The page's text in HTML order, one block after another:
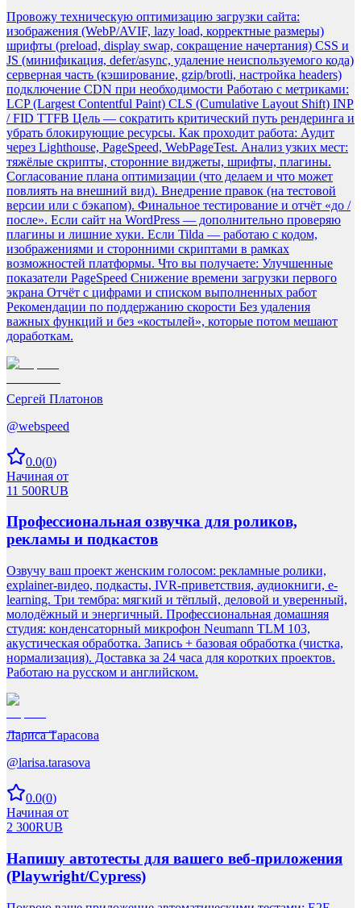
Провожу техническую оптимизацию загрузки сайта:
изображения (WebP/AVIF, lazy load, корректные размеры)
шрифты (preload, display swap, сокращение начертания) CSS и
JS (минификация, defer/async, удаление неиспользуемого кода)
серверная часть (кэширование, gzip/brotli, настройка headers)
подключение CDN при необходимости Работаю с метриками:
LCP (Largest Contentful Paint) CLS (Cumulative Layout Shift) INP
/ FID TTFB Цель — сократить критический путь рендеринга и
убрать блокирующие ресурсы. Как проходит работа: Аудит
через Lighthouse, PageSpeed, WebPageTest. Анализ узких мест:
тяжёлые скрипты, сторонние виджеты, шрифты, плагины.
Согласование плана оптимизации (что делаем и что может
повлиять на внешний вид). Внедрение правок (на тестовой
версии или с бэкапом). Финальное тестирование и отчёт «до /
после». Если сайт на WordPress — дополнительно проверяю
плагины и лишние хуки. Если Tilda — работаю с кодом,
изображениями и сторонними скриптами в рамках
возможностей платформы. Что вы получаете: Улучшенные
показатели PageSpeed Снижение времени загрузки первого
экрана Отчёт с цифрами и списком выполненных работ
Рекомендации по поддержанию скорости Без удаления
важных функций и без «костылей», которые потом мешают
доработкам.
Сергей Платонов
@webspeed
0.0(0)
Начиная от
11 500RUB
Профессиональная озвучка для роликов,
рекламы и подкастов
Озвучу ваш проект женским голосом: рекламные ролики,
explainer-видео, подкасты, IVR-приветствия, аудиокниги, e-
learning. Три тембра: мягкий и тёплый, деловой и уверенный,
молодёжный и энергичный. Профессиональная домашняя
студия: конденсаторный микрофон Neumann TLM 103,
акустическая обработка. Запись + базовая обработка (чистка,
нормализация). Доставка за 24 часа для коротких проектов.
Работаю на русском и английском.
Лариса Тарасова
@larisa.tarasova
0.0(0)
Начиная от
2 300RUB
Напишу автотесты для вашего веб-приложения
(Playwright/Cypress)